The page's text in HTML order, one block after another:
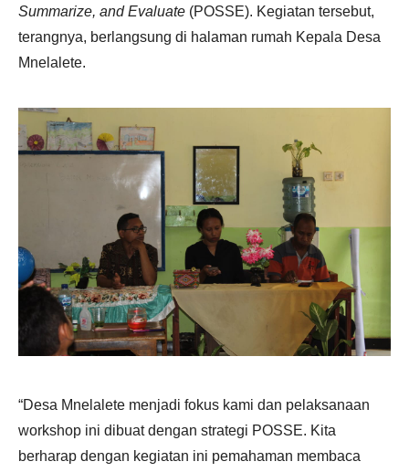
Summarize, and Evaluate (POSSE). Kegiatan tersebut,
terangnya, berlangsung di halaman rumah Kepala Desa
Mnelalete.
“Desa Mnelalete menjadi fokus kami dan pelaksanaan
workshop ini dibuat dengan strategi POSSE. Kita
berharap dengan kegiatan ini pemahaman membaca